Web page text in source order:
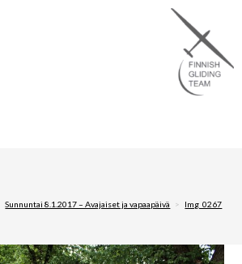
Sunnuntai 8.1.2017 – Avajaiset ja vapaapäivä > Img_0267